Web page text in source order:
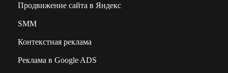
Продвижение сайта в Яндекс
SMM
Контекстная реклама
Реклама в Google ADS